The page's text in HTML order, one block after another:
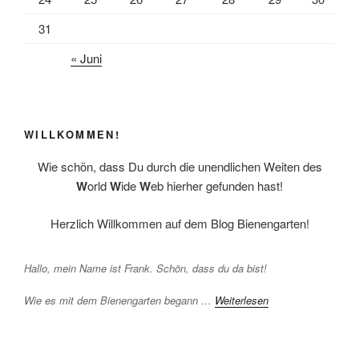
31
« Juni
WILLKOMMEN!
Wie schön, dass Du durch die unendlichen Weiten des
WorldWideWeb hierher gefunden hast!
Herzlich Willkommen auf dem Blog Bienengarten!
Hallo, mein Name ist Frank. Schön, dass du da bist!
Wie es mit dem Bienengarten begann … Weiterlesen